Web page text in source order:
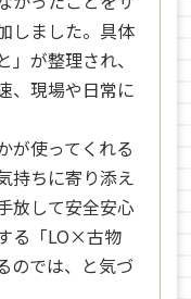
しました。具体
が整理され、
、現場や日常に
が使ってくれる
持ちに寄り添え
放して安全安心
る「LO×古物
のでは、と気づ